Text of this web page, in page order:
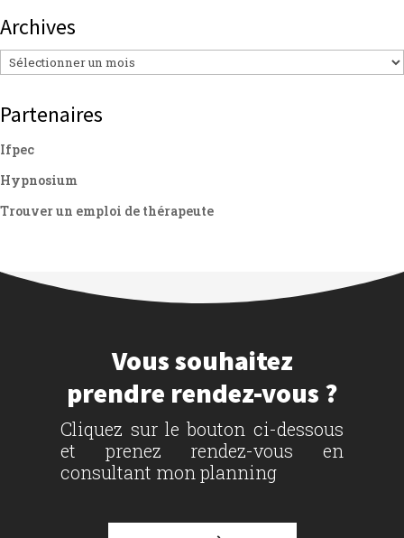
Archives
Archives
Partenaires
Ifpec
Hypnosium
Trouver un emploi de thérapeute
Vous souhaitez
prendre rendez-vous ?
Cliquez sur le bouton ci-dessous
et prenez rendez-vous en
consultant mon planning